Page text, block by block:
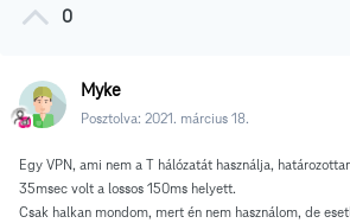
0
Myke
Posztolva: 2021. március 18.
Egy VPN, ami nem a T hálózatát használja,
35msec volt a lossos 150ms helyett.
Csak halkan mondom, mert én nem használom, de